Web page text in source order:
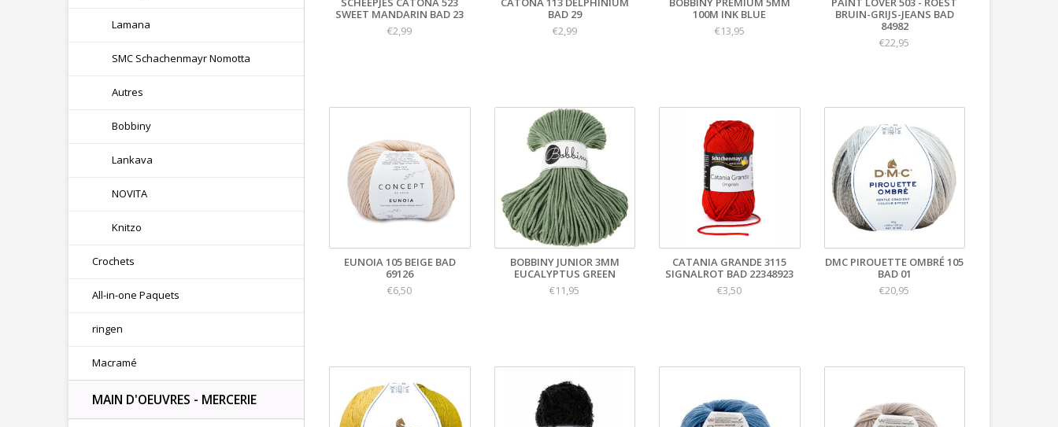
Lamana
SMC Schachenmayr Nomotta
Autres
Bobbiny
Lankava
NOVITA
Knitzo
Crochets
All-in-one Paquets
ringen
Macramé
MAIN D'OEUVRES - MERCERIE
SWEET MANDARIN BAD 23
€2,99
BAD 29
€2,99
100M INK BLUE
€13,95
BRUIN-GRIJS-JEANS BAD
84982
€22,95
EUNOIA 105 BEIGE BAD
69126
€6,50
BOBBINY JUNIOR 3MM
EUCALYPTUS GREEN
€11,95
CATANIA GRANDE 3115
SIGNALROT BAD 22348923
€3,50
DMC PIROUETTE OMBRÉ 105
BAD 01
€20,95